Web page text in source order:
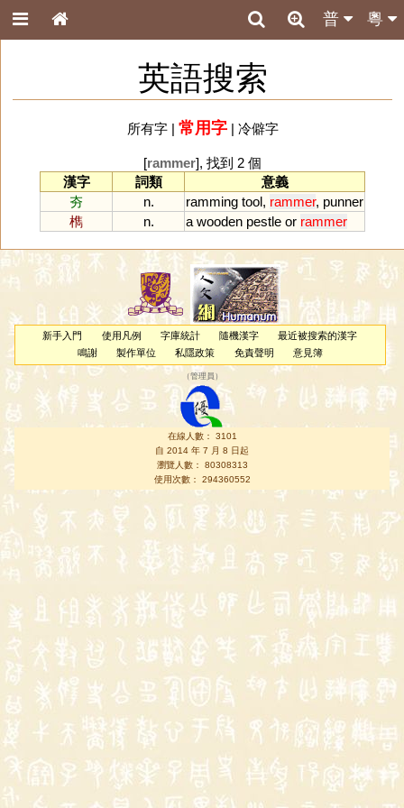
粵
普
英語搜索
所有字| 常用字| 冷僻字
[rammer], 找到 2 個
漢字
詞類
意義
夯
n. ramming tool, rammer, punner
檇
n. a wooden pestle or rammer
新手入門 使用凡例 字庫統計 隨機漢字
最近被搜索的漢字
鳴謝
製作單位 私隱政策 免責聲明 意見簿
（管理員 ）
在線人數： 3101
自 2014 年 7 月 8 日起
瀏覽人數： 80308313
使用次數： 294360552